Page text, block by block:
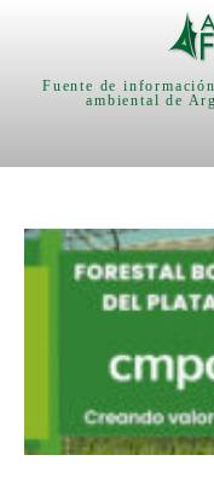
Fuente de
ambiental de